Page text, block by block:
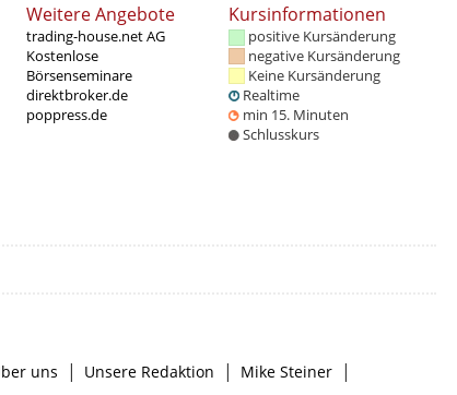
Weitere Angebote
trading-house.net AG
Kostenlose
Börsenseminare
direktbroker.de
poppress.de
Kursinformationen
positive Kursänderung
negative Kursänderung
Keine Kursänderung
Realtime
min 15. Minuten
Schlusskurs
uns | Unsere Redaktion | Mike Steiner |